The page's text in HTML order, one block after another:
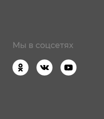
Мы в соцсетях